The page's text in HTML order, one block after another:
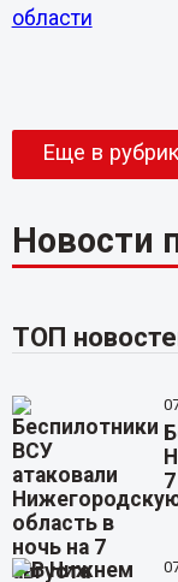
области
Еще в
Новости
ТОП